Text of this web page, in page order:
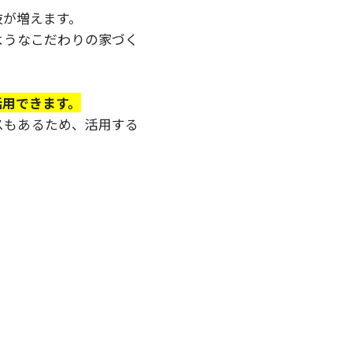
増えます。
なこだわりの家づく
できます。
あるため、活用する